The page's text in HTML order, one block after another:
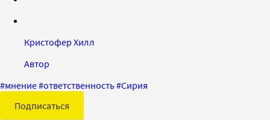
Кристофер Хилл
Автор
#мнение#ответственность#Сирия
Подписаться